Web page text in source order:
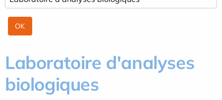
Laboratoire d'analyses
biologiques